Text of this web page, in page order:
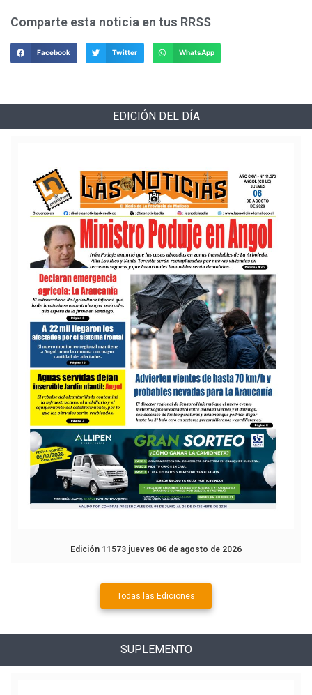
Comparte esta noticia en tus RRSS
Facebook Twitter WhatsApp
EDICIÓN DEL DÍA
Edición 11573 jueves 06 de agosto de 2026
Todas las Ediciones
SUPLEMENTO